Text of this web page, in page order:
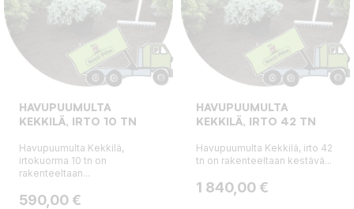
HAVUPUUMULTA
KEKKILÄ, IRTO 10 TN
Havupuumulta Kekkilä,
irtokuorma 10 tn on
rakenteeltaan...
Hinta
590,00 €
HAVUPUUMULTA
KEKKILÄ, IRTO 42 TN
Havupuumulta Kekkilä, irto 42
tn on rakenteeltaan kestävä...
Hinta
1 840,00 €